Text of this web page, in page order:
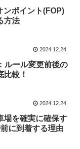
ポイント(FOP)
方法
2024.12.24
ルール変更前後の
比較！
2024.12.24
場を確実に確保す
に到着する理由